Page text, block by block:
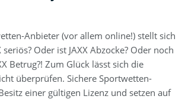
Anbieter (vor allem online!) stellt sich
seriös? Oder ist JAXX Abzocke? Oder noch
Betrug?! Zum Glück lässt sich die
überprüfen. Sichere Sportwetten-
einer gültigen Lizenz und setzen auf